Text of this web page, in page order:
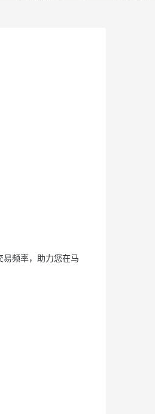
频率，助力您在马